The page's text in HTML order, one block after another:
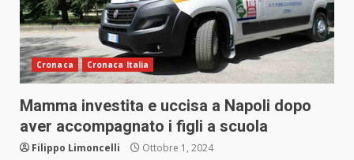
Cronaca Cronaca Italia
Mamma investita e uccisa a Napoli dopo
aver accompagnato i figli a scuola
Filippo Limoncelli Ottobre 1, 2024